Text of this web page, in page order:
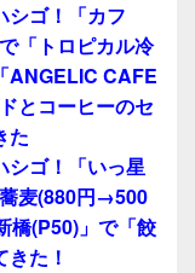
シゴ！「カフ
「トロピカル冷
ANGELIC CAFE
とコーヒーのセ
た
シゴ！「いっ星
麦(880円→500
橋(P50)」で「餃
た！